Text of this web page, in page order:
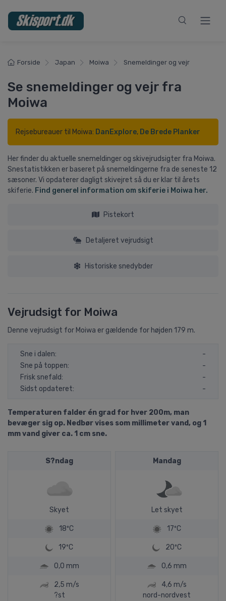
Forside Japan Moiwa Snemeldinger og vejr
Se snemeldinger og vejr fra
Moiwa
Rejsebureauer til Moiwa: DanExplore, De Brede Planker
Her finder du aktuelle snemeldinger og skivejrudsigter fra Moiwa.
Snestatistikken er baseret på snemeldingerne fra de seneste 12
sæsoner. Vi opdaterer dagligt skivejret så du er klar til årets
skiferie. Find generel information om skiferie i Moiwa her.
Pistekort
Detaljeret vejrudsigt
Historiske snedybder
Vejrudsigt for Moiwa
Denne vejrudsigt for Moiwa er gældende for højden 179 m.
Sne i dalen:
-
Sne på toppen:
-
Frisk snefald:
-
Sidst opdateret:
-
Temperaturen falder én grad for hver 200m, man
bevæger sig op. Nedbør vises som millimeter vand, og 1
mm vand giver ca. 1 cm sne.
S?ndag
Skyet
18ºC
19ºC
0,0 mm
2,5 m/s
?st
Mandag
Let skyet
17ºC
20ºC
0,6 mm
4,6 m/s
nord-nordvest